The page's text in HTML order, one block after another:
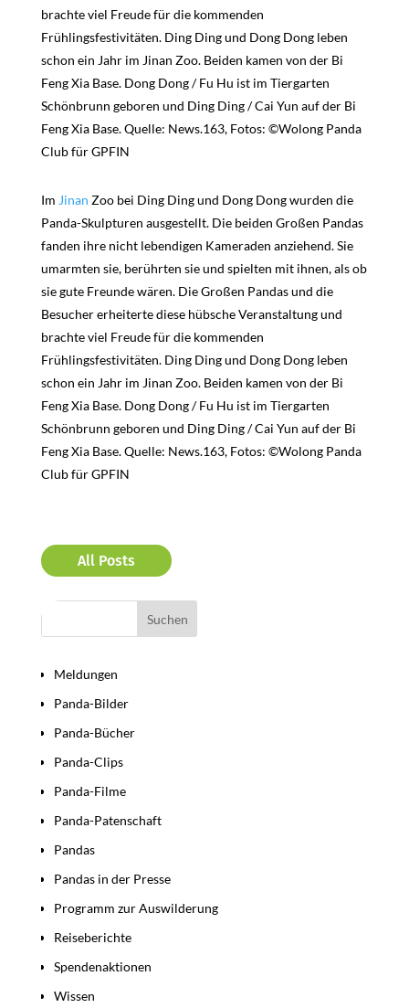
brachte viel Freude für die kommenden
Frühlingsfestivitäten. Ding Ding und Dong Dong leben
schon ein Jahr im Jinan Zoo. Beiden kamen von der Bi
Feng Xia Base. Dong Dong / Fu Hu ist im Tiergarten
Schönbrunn geboren und Ding Ding / Cai Yun auf der Bi
Feng Xia Base. Quelle: News.163, Fotos: ©Wolong Panda
Club für GPFIN
Im Jinan Zoo bei Ding Ding und Dong Dong wurden die
Panda-Skulpturen ausgestellt. Die beiden Großen Pandas
fanden ihre nicht lebendigen Kameraden anziehend. Sie
umarmten sie, berührten sie und spielten mit ihnen, als ob
sie gute Freunde wären. Die Großen Pandas und die
Besucher erheiterte diese hübsche Veranstaltung und
brachte viel Freude für die kommenden
Frühlingsfestivitäten. Ding Ding und Dong Dong leben
schon ein Jahr im Jinan Zoo. Beiden kamen von der Bi
Feng Xia Base. Dong Dong / Fu Hu ist im Tiergarten
Schönbrunn geboren und Ding Ding / Cai Yun auf der Bi
Feng Xia Base. Quelle: News.163, Fotos: ©Wolong Panda
Club für GPFIN
All Posts
Meldungen
Panda-Bilder
Panda-Bücher
Panda-Clips
Panda-Filme
Panda-Patenschaft
Pandas
Pandas in der Presse
Programm zur Auswilderung
Reiseberichte
Spendenaktionen
Wissen